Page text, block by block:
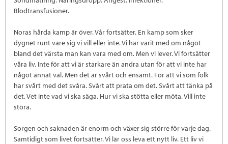
Blodtransfusioner.
Noras hårda kamp är över. Vår fortsätter. En kamp som sker
dygnet runt vare sig vi vill eller inte. Vi har varit med om något
bland det värsta man kan vara med om. Men vi lever. Vi fortsätter
våra liv. Inte för att vi är starkare än andra utan för att vi inte har
något annat val. Men det är svårt och ensamt. För att vi som folk
har svårt med det svåra. Svårt att prata om det. Svårt att tänka på
det. Vet inte vad vi ska säga. Hur vi ska stötta eller möta. Vill inte
störa.
Sorgen och saknaden är enorm och växer sig större för varje dag.
Samtidigt som livet fortsätter. Vi lär oss leva ett nytt liv. Ett liv vi